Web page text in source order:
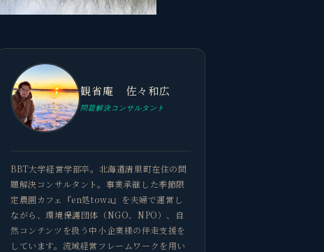
観省庵 佐々和広
問題解決コンサルタント
BBT大学経営学部卒。北海道清里町在住の問
題解決コンサルタント。事業承継した季節限
定農園カフェ『en処towa』を夫婦で運営し
ながら、環境保護団体（NGO、NPO）、自
然コンテンツを扱う中小企業様の伴走支援を
しています。流域経営フレームワークを用い